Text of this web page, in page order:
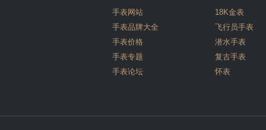
手表网站
手表品牌大全
手表价格
手表专题
手表论坛
18K金表
飞行员手表
潜水手表
复古手表
怀表